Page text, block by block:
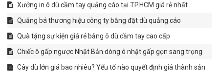
Xưởng in ô dù cầm tay quảng cáo tại TP.HCM giá rẻ nhất
Quảng bá thương hiệu công ty bằng đặt dù quảng cáo
Quà tặng sự kiện giá rẻ bằng ô dù cầm tay cao cấp
Chiếc ô gấp ngược Nhật Bản dòng ô nhật gấp gọn sang trọng
Cây dù lớn giá bao nhiêu? Yếu tố nào quyết định giá thành sản